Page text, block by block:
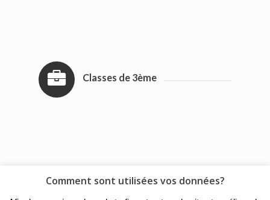
Classes de 3ème
Comment sont utilisées vos données?